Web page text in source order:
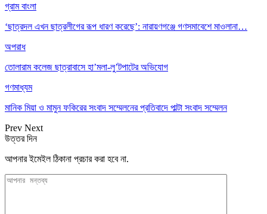
গ্রাম বাংলা
‘ছাত্রদল এখন ছাত্রলীগের রূপ ধারণ করেছে’: নারায়ণগঞ্জে গণসমাবেশে মাওলানা…
অপরাধ
তোলারাম কলেজ ছাত্রাবাসে হা’মলা-লু’টপাটের অভিযোগ
গণমাধ্যম
মানিক মিয়া ও মামুন ফকিরের সংবাদ সম্মেলনের প্রতিবাদে পাল্টা সংবাদ সম্মেলন
Prev Next
উত্তর দিন
আপনার ইমেইল ঠিকানা প্রচার করা হবে না.